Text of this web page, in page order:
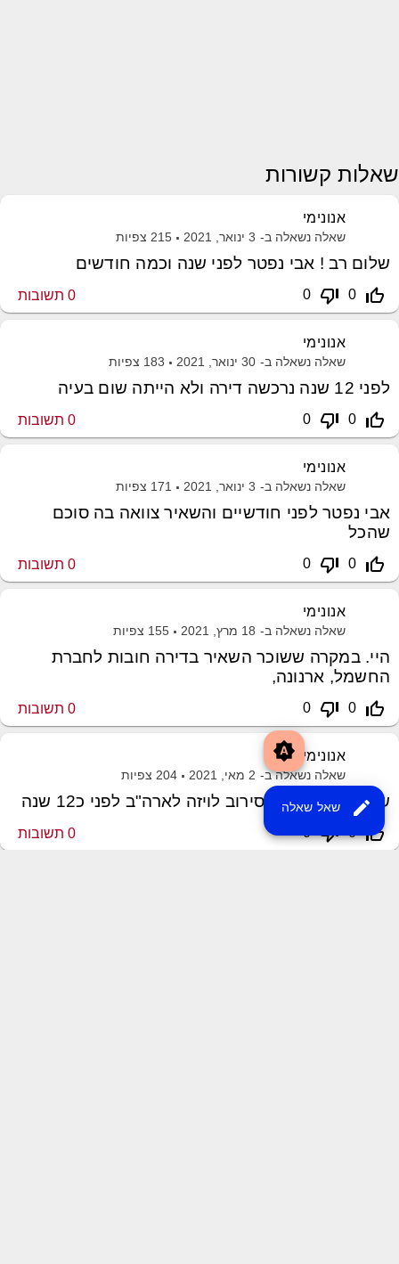
brightness_auto
edit שאל שאלה
שאלות קשורות
אנונימי
שאלה נשאלה ב- 3 ינואר, 2021 215 צפיות
שלום רב ! אבי נפטר לפני שנה וכמה חודשים
thumb_up_off_alt
0
thumb_down_off_alt
0
0 תשובות
אנונימי
שאלה נשאלה ב- 30 ינואר, 2021 183 צפיות
לפני 12 שנה נרכשה דירה ולא הייתה שום בעיה
thumb_up_off_alt
0
thumb_down_off_alt
0
0 תשובות
אנונימי
שאלה נשאלה ב- 3 ינואר, 2021 171 צפיות
אבי נפטר לפני חודשיים והשאיר צוואה בה סוכם
שהכל
thumb_up_off_alt
0
thumb_down_off_alt
0
0 תשובות
אנונימי
שאלה נשאלה ב- 18 מרץ, 2021 155 צפיות
היי. במקרה ששוכר השאיר בדירה חובות לחברת
החשמל, ארנונה,
thumb_up_off_alt
0
thumb_down_off_alt
0
0 תשובות
אנונימי
שאלה נשאלה ב- 2 מאי, 2021 204 צפיות
שלום רב, קיבלתי סירוב לויזה לארה"ב לפני כ12 שנה
thumb_up_off_alt
0
thumb_down_off_alt
0
0 תשובות